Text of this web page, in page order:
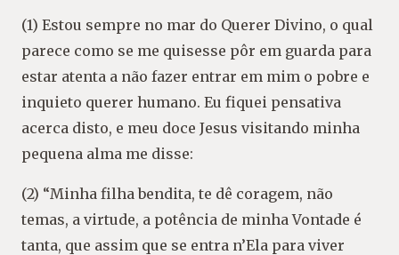
(1) Estou sempre no mar do Querer Divino, o qual
parece como se me quisesse pôr em guarda para
estar atenta a não fazer entrar em mim o pobre e
inquieto querer humano. Eu fiquei pensativa
acerca disto, e meu doce Jesus visitando minha
pequena alma me disse:
(2) “Minha filha bendita, te dê coragem, não
temas, a virtude, a potência de minha Vontade é
tanta, que assim que se entra n’Ela para viver